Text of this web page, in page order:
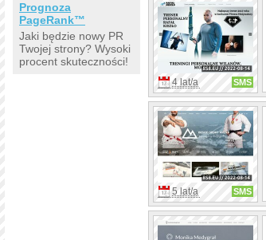
4 lat/a SMS
5 lat/a SMS
Prognoza
PageRank™
Jaki będzie nowy PR
Twojej strony? Wysoki
procent skuteczności!